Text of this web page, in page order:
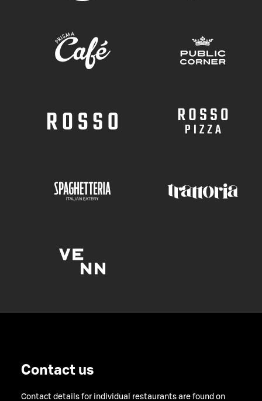
Contact us
Contact details for individual restaurants are found on